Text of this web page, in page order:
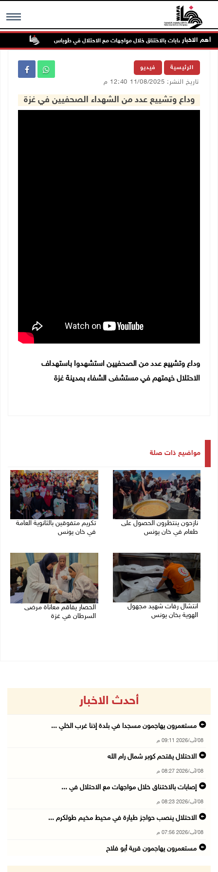
MENU أهم الاخبارإصابات بالاختناق خلال مواجهات مع الاحتلال في طوباس
الرئيسية فيديو
تاريخ النشر: 11/08/2025 12:40 م
وداع وتشييع عدد من الشهداء الصحفيين في غزة
وداع وتشييع عدد من الصحفيين استشهدوا باستهداف
الاحتلال خيمتهم في مستشفى الشفاء بمدينة غزة
مواضيع ذات صلة
نازحون ينتظرون الحصول على
طعام في خان يونس
تكريم متفوقين بالثانوية العامة
في خان يونس
انتشال رفات شهيد مجهول
الهوية بخان يونس
الحصار يفاقم معاناة مرضى
السرطان في غزة
أحدث الاخبار
مستعمرون يهاجمون مسجدا في بلدة إذنا غرب الخلي ...
08/آب/2026 09:11 م
الاحتلال يقتحم كوبر شمال رام الله
08/آب/2026 08:27 م
إصابات بالاختناق خلال مواجهات مع الاحتلال في ...
08/آب/2026 08:23 م
الاحتلال ينصب حواجز طيارة في محيط مخيم طولكرم ...
08/آب/2026 07:56 م
مستعمرون يهاجمون قرية أبو فلاح